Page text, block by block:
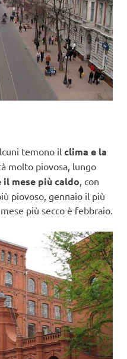
temono il clima e la
molto piovosa, lungo
il mese più caldo , con
piovoso, gennaio il più
più secco è febbraio.